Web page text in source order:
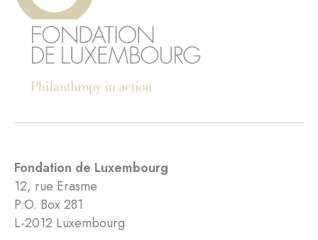
Fondation de Luxembourg
12, rue Erasme
P.O. Box 281
L-2012 Luxembourg